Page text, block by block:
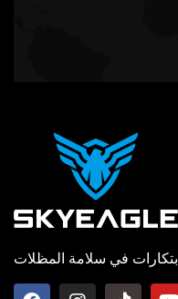
في سلامة المظلات